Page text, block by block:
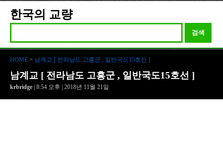
한국의 교량
검색
HOME > 남계교 [ 전라남도 고흥군 , 일반국도15호선 ]
남계교 [ 전라남도 고흥군 , 일반국도15호선 ]
krbridge | 8:54 오후 | 2018년 11월 21일